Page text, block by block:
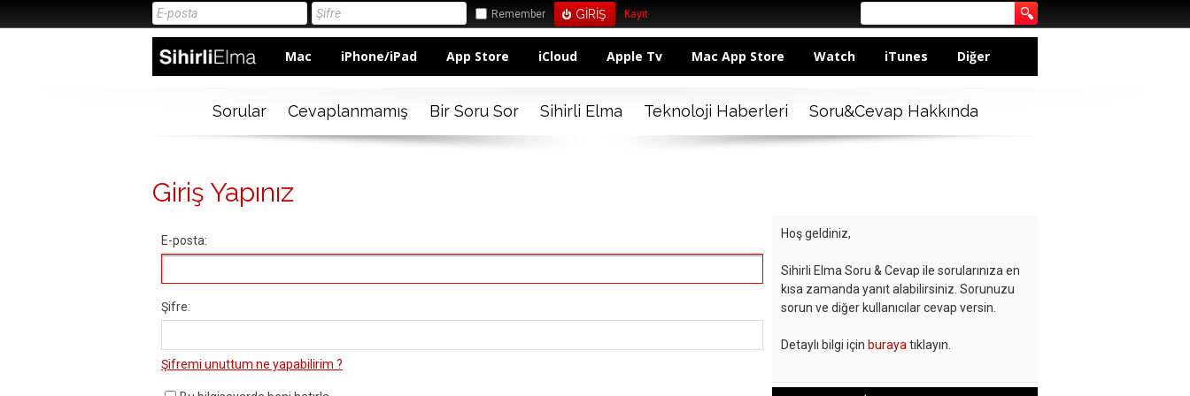
Remember Kayıt
Mac iPhone/iPad App Store iCloud Apple Tv Mac App Store Watch iTunes Diğer
Sorular Cevaplanmamış Bir Soru Sor Sihirli Elma Teknoloji Haberleri Soru&Cevap Hakkında
Giriş Yapınız
E-posta:
Şifre:
Şifremi unuttum ne yapabilirim ?
Hoş geldiniz,
Sihirli Elma Soru & Cevap ile sorularınıza en
kısa zamanda yanıt alabilirsiniz. Sorunuzu
sorun ve diğer kullanıcılar cevap versin.
Detaylı bilgi için buraya tıklayın.